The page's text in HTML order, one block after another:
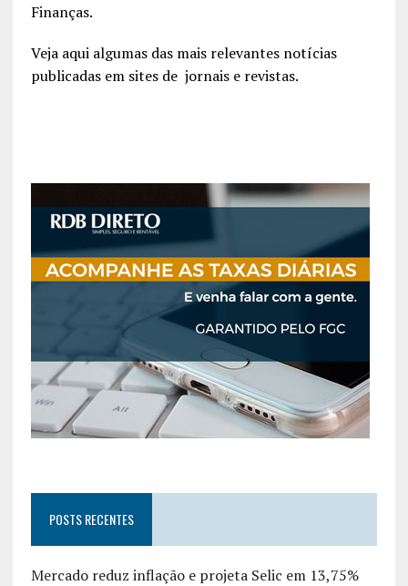
Finanças.
Veja aqui algumas das mais relevantes notícias
publicadas em sites de jornais e revistas.
POSTS RECENTES
Mercado reduz inflação e projeta Selic em 13,75%